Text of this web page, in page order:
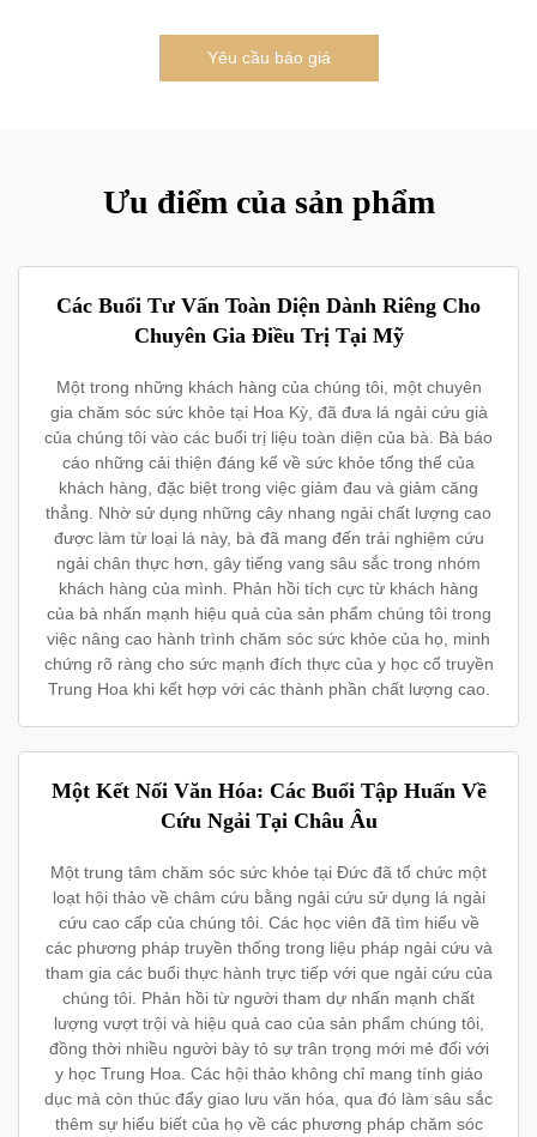
Yêu cầu báo giá
Ưu điểm của sản phẩm
Các Buổi Tư Vấn Toàn Diện Dành Riêng Cho
Chuyên Gia Điều Trị Tại Mỹ
Một trong những khách hàng của chúng tôi, một chuyên
gia chăm sóc sức khỏe tại Hoa Kỳ, đã đưa lá ngải cứu già
của chúng tôi vào các buổi trị liệu toàn diện của bà. Bà báo
cáo những cải thiện đáng kể về sức khỏe tổng thể của
khách hàng, đặc biệt trong việc giảm đau và giảm căng
thẳng. Nhờ sử dụng những cây nhang ngải chất lượng cao
được làm từ loại lá này, bà đã mang đến trải nghiệm cứu
ngải chân thực hơn, gây tiếng vang sâu sắc trong nhóm
khách hàng của mình. Phản hồi tích cực từ khách hàng
của bà nhấn mạnh hiệu quả của sản phẩm chúng tôi trong
việc nâng cao hành trình chăm sóc sức khỏe của họ, minh
chứng rõ ràng cho sức mạnh đích thực của y học cổ truyền
Trung Hoa khi kết hợp với các thành phần chất lượng cao.
Một Kết Nối Văn Hóa: Các Buổi Tập Huấn Về
Cứu Ngải Tại Châu Âu
Một trung tâm chăm sóc sức khỏe tại Đức đã tổ chức một
loạt hội thảo về châm cứu bằng ngải cứu sử dụng lá ngải
cứu cao cấp của chúng tôi. Các học viên đã tìm hiểu về
các phương pháp truyền thống trong liệu pháp ngải cứu và
tham gia các buổi thực hành trực tiếp với que ngải cứu của
chúng tôi. Phản hồi từ người tham dự nhấn mạnh chất
lượng vượt trội và hiệu quả cao của sản phẩm chúng tôi,
đồng thời nhiều người bày tỏ sự trân trọng mới mẻ đối với
y học Trung Hoa. Các hội thảo không chỉ mang tính giáo
dục mà còn thúc đẩy giao lưu văn hóa, qua đó làm sâu sắc
thêm sự hiểu biết của họ về các phương pháp chăm sóc